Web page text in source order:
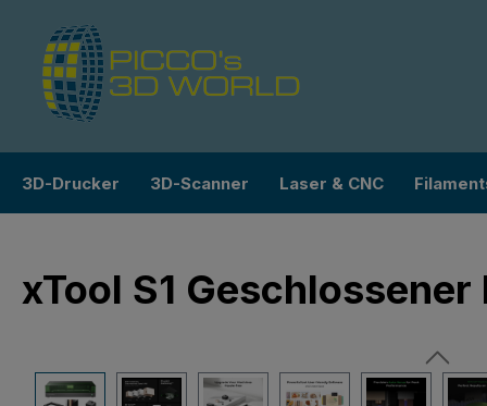
Hauptinhalt springen
Zur Suche springen
Zur Hauptnavigation springen
3D-Drucker 3D-Scanner Laser & CNC
xTool S1
Bildergalerie überspringen